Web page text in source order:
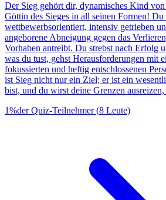
Der Sieg gehört dir, dynamisches Kind
Göttin des Sieges in all seinen Formen!
wettbewerbsorientiert, intensiv getrieben
angeborene Abneigung gegen das
Vorhaben antreibt. Du strebst nach Erfolg
was du tust, gehst Herausforderungen mit
fokussierten und heftig entschlossenen
ist Sieg nicht nur ein Ziel; er ist ein
bist, und du wirst deine Grenzen
1%der Quiz-Teilnehmer(8 Leute)